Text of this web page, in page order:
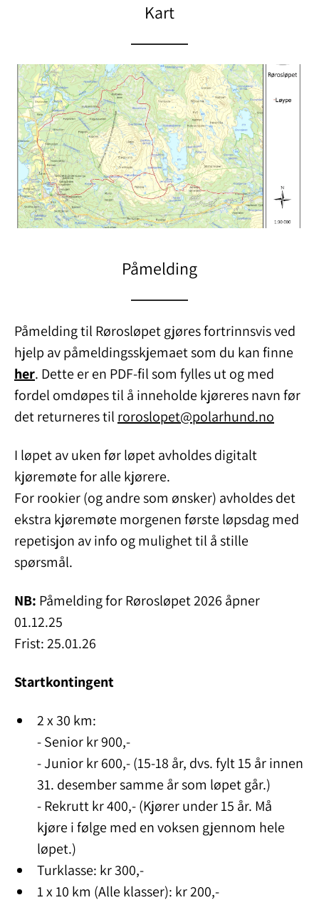
Kart
Påmelding
Påmelding til Rørosløpet gjøres fortrinnsvis ved
hjelp av påmeldingsskjemaet som du kan finne
her. Dette er en PDF-fil som fylles ut og med
fordel omdøpes til å inneholde kjøreres navn før
det returneres til roroslopet@polarhund.no
I løpet av uken før løpet avholdes digitalt
kjøremøte for alle kjørere.
For rookier (og andre som ønsker) avholdes det
ekstra kjøremøte morgenen første løpsdag med
repetisjon av info og mulighet til å stille
spørsmål.
NB: Påmelding for Rørosløpet 2026 åpner
01.12.25
Frist: 25.01.26
Startkontingent
2 x 30 km:
- Senior kr 900,-
- Junior kr 600,- (15-18 år, dvs. fylt 15 år innen
31. desember samme år som løpet går.)
- Rekrutt kr 400,- (Kjører under 15 år. Må
kjøre i følge med en voksen gjennom hele
løpet.)
Turklasse: kr 300,-
1 x 10 km (Alle klasser): kr 200,-